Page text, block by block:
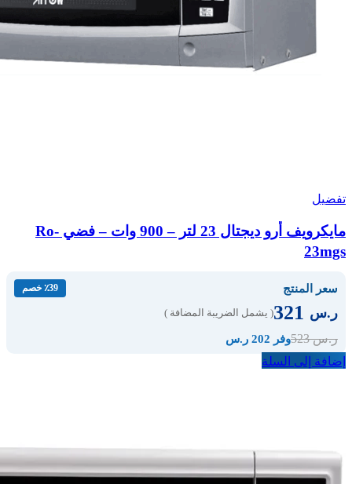
تفضيل
مايكرويف أرو ديجتال 23 لتر – 900 وات – فضي Ro-
23mgs
سعر المنتج ٪39 خصم
ر.س ( يشمل الضريبة المضافة )
ر.س523 وفر 202 ر.س
إضافة إلى السلة